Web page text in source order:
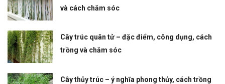
và cách chăm sóc
Cây trúc quân tử – đặc điểm, công dụng, cách
trồng và chăm sóc
Cây thủy trúc – ý nghĩa phong thủy, cách trồng